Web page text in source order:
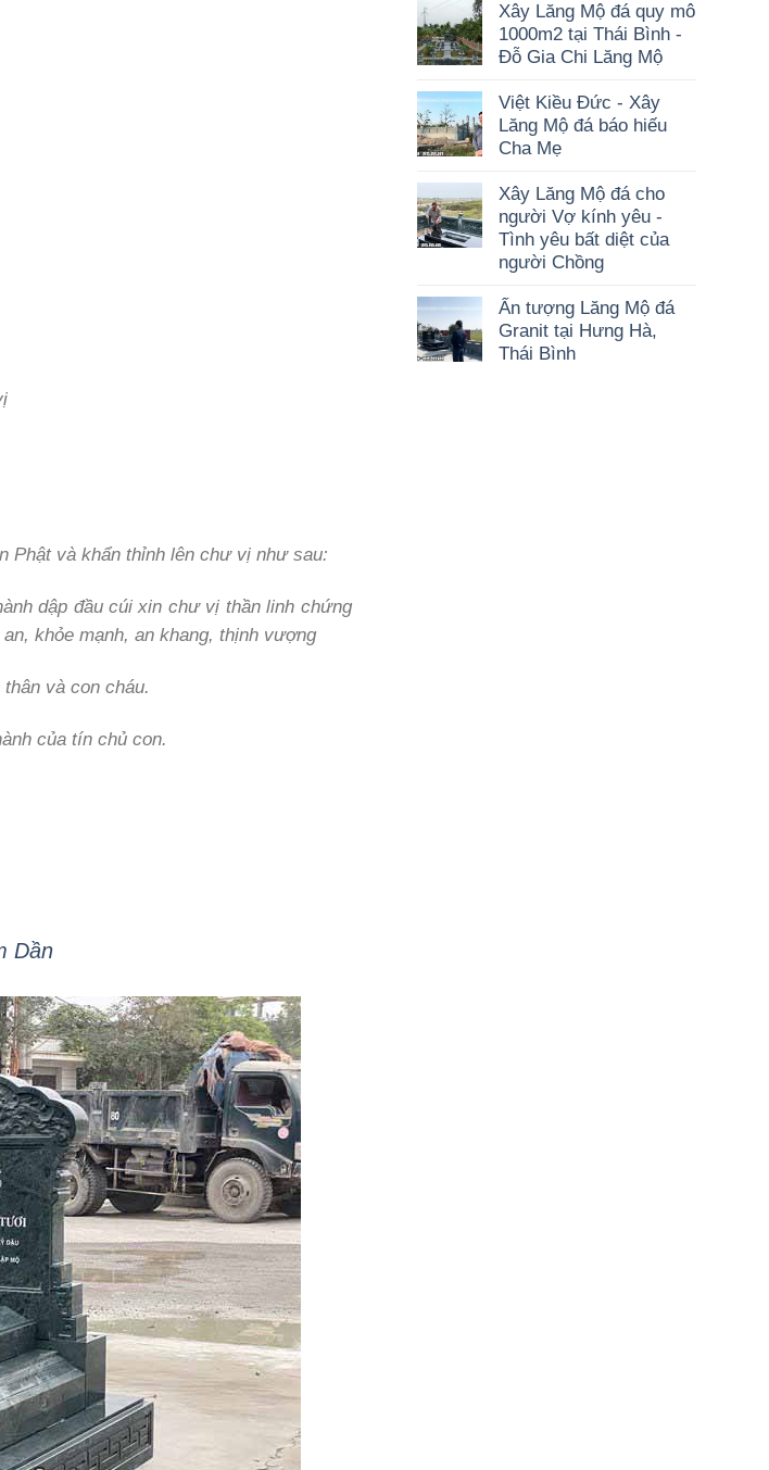
Phật và khẩn thỉnh lên chư vị như sau:
dập đầu cúi xin chư vị thần linh chứng
khỏe mạnh, an khang, thịnh vượng
và con cháu.
của tín chủ con.
Xây Lăng Mộ đá quy mô
1000m2 tại Thái Bình -
Đỗ Gia Chi Lăng Mộ
Việt Kiều Đức - Xây
Lăng Mộ đá báo hiếu
Cha Mẹ
Xây Lăng Mộ đá cho
người Vợ kính yêu -
Tình yêu bất diệt của
người Chồng
Ấn tượng Lăng Mộ đá
Granit tại Hưng Hà,
Thái Bình